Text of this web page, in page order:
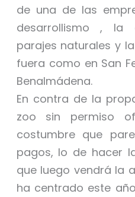
de una de las
desarrollismo , la
parajes naturales y
fuera como en San
Benalmádena.
En contra de la
zoo sin permiso
costumbre que
pagos, lo de hacer
que luego vendrá la
ha centrado este